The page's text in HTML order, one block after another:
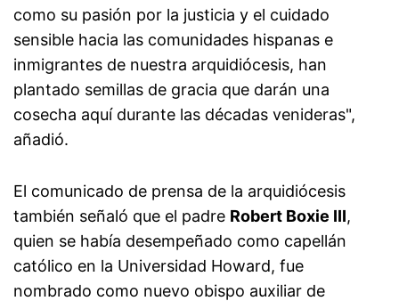
como su pasión por la justicia y el cuidado
sensible hacia las comunidades hispanas e
inmigrantes de nuestra arquidiócesis, han
plantado semillas de gracia que darán una
cosecha aquí durante las décadas venideras",
añadió.
El comunicado de prensa de la arquidiócesis
también señaló que el padre Robert Boxie III,
quien se había desempeñado como capellán
católico en la Universidad Howard, fue
nombrado como nuevo obispo auxiliar de